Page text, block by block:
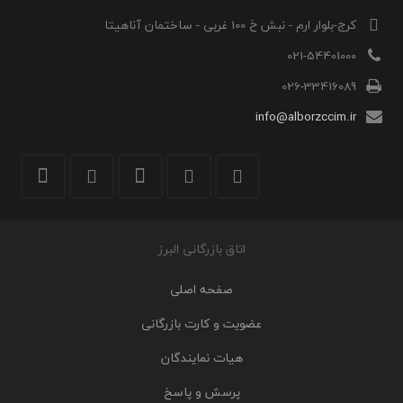
کرج-بلوار ارم - نبش خ 100 غربی - ساختمان آناهیتا
021-54401000
026-33416089
info@alborzccim.ir
اتاق بازرگانی البرز
صفحه اصلی
عضویت و کارت بازرگانی
هیات نمایندگان
پرسش و پاسخ